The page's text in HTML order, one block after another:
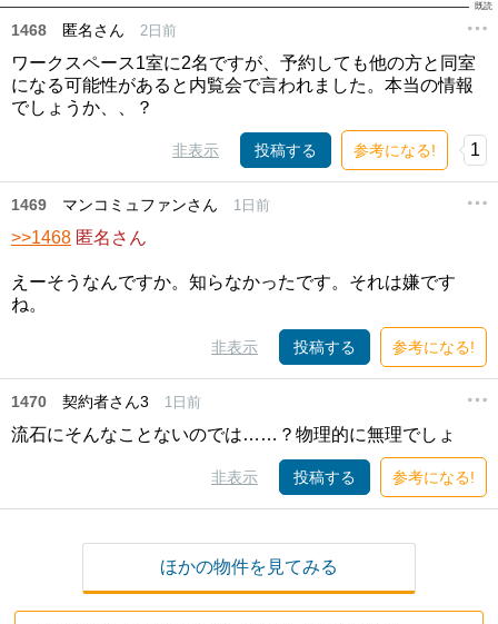
1468 匿名さん 2日前
ワークスペース1室に2名ですが、予約しても他の方と同室
になる可能性があると内覧会で言われました。本当の情報
でしょうか、、？
非表示 投稿する 参考になる! 1
1469 マンコミュファンさん 1日前
>>1468 匿名さん
えーそうなんですか。知らなかったです。それは嫌です
ね。
非表示 投稿する 参考になる!
1470 契約者さん3 1日前
流石にそんなことないのでは……？物理的に無理でしょ
非表示 投稿する 参考になる!
ほかの物件を見てみる